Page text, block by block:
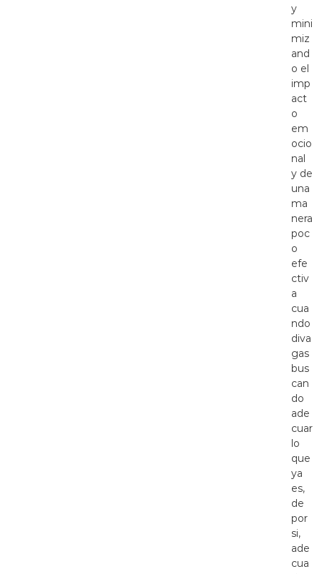
y
mini
miz
and
o el
imp
act
o
em
ocio
nal
y de
una
ma
nera
poc
o
efe
ctiv
a
cua
ndo
diva
gas
bus
can
do
ade
cuar
lo
que
ya
es,
de
por
si,
ade
cua